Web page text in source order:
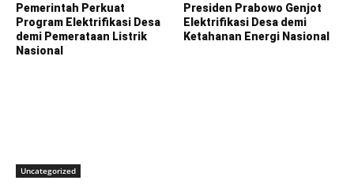
Pemerintah Perkuat
Program Elektrifikasi Desa
demi Pemerataan Listrik
Nasional
Presiden Prabowo Genjot
Elektrifikasi Desa demi
Ketahanan Energi Nasional
Uncategorized